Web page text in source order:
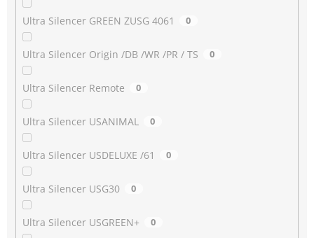
Ultra Silencer GREEN ZUSG 4061 0
Ultra Silencer Origin /DB /WR /PR / TS 0
Ultra Silencer Remote 0
Ultra Silencer USANIMAL 0
Ultra Silencer USDELUXE /61 0
Ultra Silencer USG30 0
Ultra Silencer USGREEN+ 0